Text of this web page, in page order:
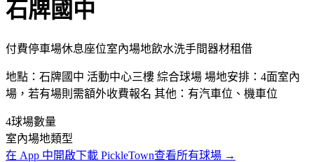
石牌國中
付費停車場休息座位室內場地飲水洗手間器材租借
地點：石牌國中 活動中心三樓 綜合球場 場地安排：4面室內
場，若有場則需額外收費報名 其他：有汽車位、機車位
4球場數量
室內場地類型
在 App 中開啟下載 PickleTown查看所有球場 →